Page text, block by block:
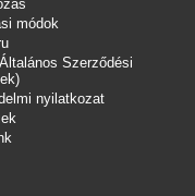
módok
Szerződési
nyilatkozat